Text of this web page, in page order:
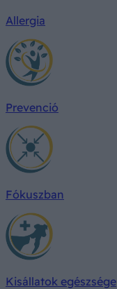
Allergia
Prevenció
Fókuszban
Kisállatok egészsége